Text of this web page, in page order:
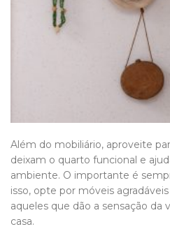
Além do mobiliário, aproveite
deixam o quarto funcional e
ambiente. O importante é
isso, opte por móveis
aqueles que dão a sensação da
casa.